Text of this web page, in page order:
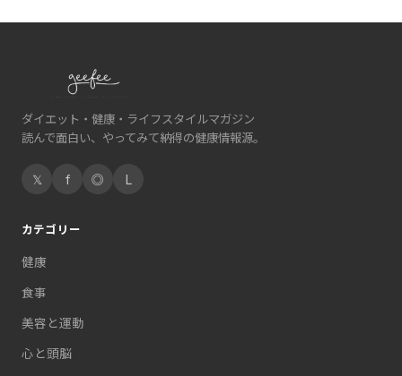
ダイエット・健康・ライフスタイルマガジン
読んで面白い、やってみて納得の健康情報源。
𝕏 f ◎ L
カテゴリー
健康
食事
美容と運動
心と頭脳